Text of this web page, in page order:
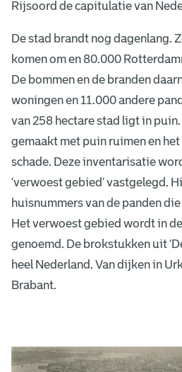
Rijsoord de capitulatie van
De stad brandt nog dagenlang.
komen om en 80.000
De bommen en de branden
woningen en 11.000 andere
van 258 hectare stad ligt in
gemaakt met puin ruimen en
schade. Deze inventarisatie
‘verwoest gebied’ vastgelegd.
huisnummers van de panden
Het verwoest gebied wordt in de
genoemd. De brokstukken uit
heel Nederland. Van dijken in
Brabant.
S